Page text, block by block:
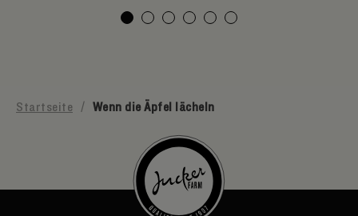
Startseite / Wenn die Äpfel lächeln